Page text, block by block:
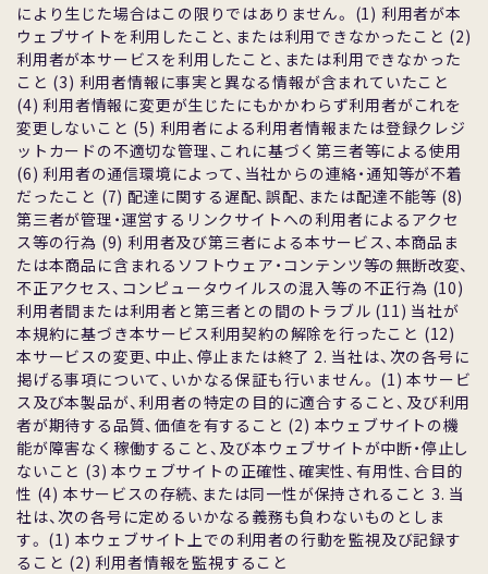
により⽣じた場合はこの限りではありません。 (1) 利⽤者が本
ウェブサイトを利⽤したこと、または利⽤できなかったこと (2)
利⽤者が本サービスを利⽤したこと、または利⽤できなかった
こと (3) 利⽤者情報に事実と異なる情報が含まれていたこと
(4) 利⽤者情報に変更が⽣じたにもかかわらず利⽤者がこれを
変更しないこと (5) 利⽤者による利⽤者情報または登録クレジ
ットカードの不適切な管理、これに基づく第三者等による使⽤
(6) 利⽤者の通信環境によって、当社からの連絡・通知等が不着
だったこと (7) 配達に関する遅配、誤配、または配達不能等 (8)
第三者が管理・運営するリンクサイトへの利⽤者によるアクセ
ス等の⾏為 (9) 利⽤者及び第三者による本サービス、本商品ま
たは本商品に含まれるソフトウェア・コンテンツ等の無断改変、
不正アクセス、コンピュータウイルスの混⼊等の不正⾏為 (10)
利⽤者間または利⽤者と第三者との間のトラブル (11) 当社が
本規約に基づき本サービス利⽤契約の解除を⾏ったこと (12)
本サービスの変更、中⽌、停⽌または終了 2. 当社は、次の各号に
掲げる事項について、いかなる保証も⾏いません。 (1) 本サービ
ス及び本製品が、利⽤者の特定の⽬的に適合すること、及び利⽤
者が期待する品質、価値を有すること (2) 本ウェブサイトの機
能が障害なく稼働すること、及び本ウェブサイトが中断・停⽌し
ないこと (3) 本ウェブサイトの正確性、確実性、有⽤性、合⽬的
性 (4) 本サービスの存続、または同⼀性が保持されること 3. 当
社は、次の各号に定めるいかなる義務も負わないものとしま
す。 (1) 本ウェブサイト上での利⽤者の⾏動を監視及び記録す
ること (2) 利⽤者情報を監視すること